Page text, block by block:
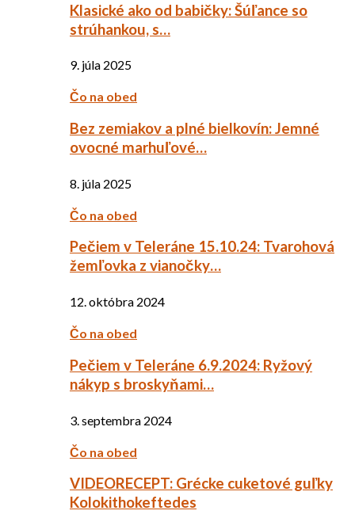
Klasické ako od babičky: Šúľance so
strúhankou, s…
9. júla 2025
Čo na obed
Bez zemiakov a plné bielkovín: Jemné
ovocné marhuľové…
8. júla 2025
Čo na obed
Pečiem v Teleráne 15.10.24: Tvarohová
žemľovka z vianočky…
12. októbra 2024
Čo na obed
Pečiem v Teleráne 6.9.2024: Ryžový
nákyp s broskyňami…
3. septembra 2024
Čo na obed
VIDEORECEPT: Grécke cuketové guľky
Kolokithokeftedes